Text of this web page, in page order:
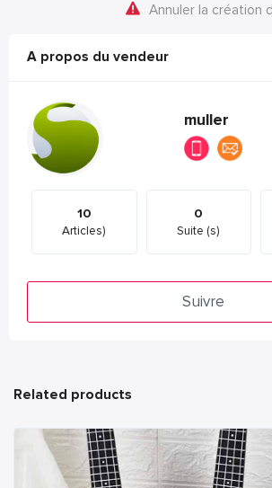
Annuler la création
A propos du vendeur
muller
10
Articles)
0
Suite (s)
Suivre
Related products